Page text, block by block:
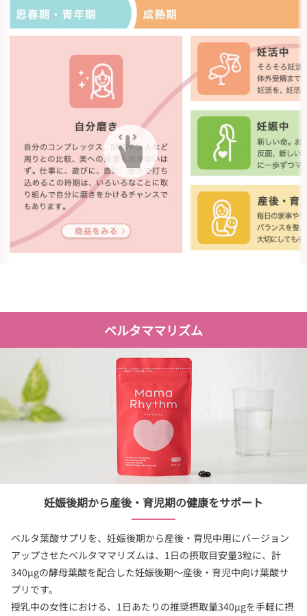
ベルタママリズム
妊娠後期から産後・育児期の健康をサポート
ベルタ葉酸サプリを、妊娠後期から産後・育児中用にバージョン
アップさせたベルタママリズムは、1日の摂取目安量3粒に、計
340µgの酵母葉酸を配合した妊娠後期～産後・育児中向け葉酸サ
プリです。
授乳中の女性における、1日あたりの推奨摂取量340µgを手軽に摂